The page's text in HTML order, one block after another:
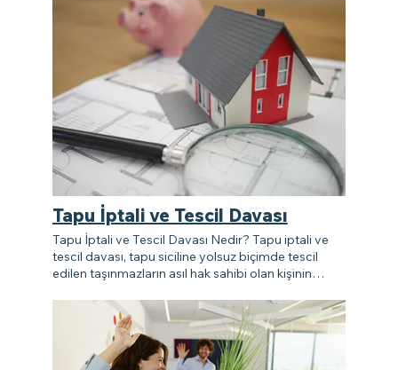
Tapu İptali ve Tescil Davası
Tapu İptali ve Tescil Davası Nedir? Tapu iptali ve
tescil davası, tapu siciline yolsuz biçimde tescil
edilen taşınmazların asıl hak sahibi olan kişinin
için açılan dava türüdür. Bu davanın hangi
durumlarda açılabileceğine ilişkin TMK’de herhangi
bir sınırlayıcı hüküm bulunmamaktadır. Bununla
birlikte uygulamada tapu iptal ve tescil davasının